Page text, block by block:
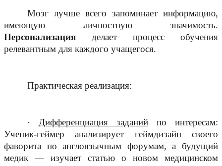
Мозг лучше всего запоминает информацию,
имеющую личностную значимость.
Персонализация делает процесс обучения
релевантным для каждого учащегося.
Практическая реализация:
· Дифференциация заданий по интересам:
Ученик-геймер анализирует геймдизайн своего
фаворита по англоязычным форумам, а будущий
медик — изучает статью о новом медицинском